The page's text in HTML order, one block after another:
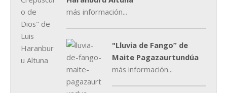
más información...
"Lluvia de Fango” de
Maite Pagazaurtundúa
más información...